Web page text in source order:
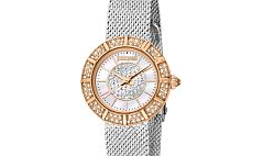
Купить в 1 клик
В избранное
В наличии